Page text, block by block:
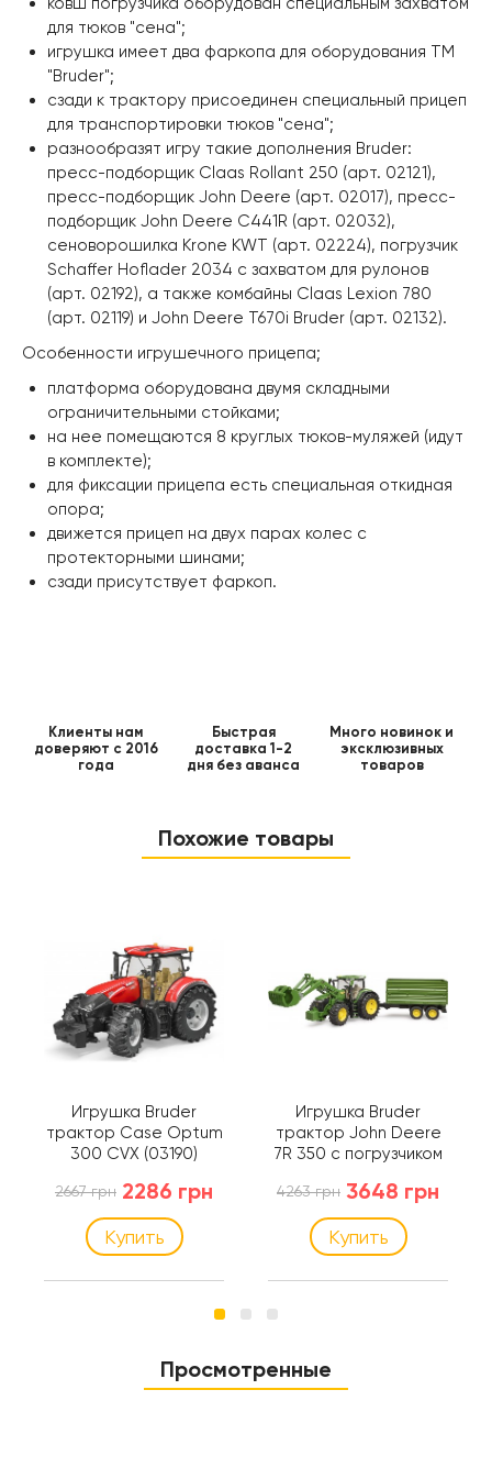
для тюков "сена";
игрушка имеет два фаркопа для оборудования ТМ
"Bruder";
сзади к трактору присоединен специальный прицеп
для транспортировки тюков "сена";
разнообразят игру такие дополнения Bruder:
пресс-подборщик Claas Rollant 250 (арт. 02121),
пресс-подборщик John Deere (арт. 02017), пресс-
подборщик John Deere C441R (арт. 02032),
сеноворошилка Krone KWT (арт. 02224), погрузчик
Schaffer Hoflader 2034 с захватом для рулонов
(арт. 02192), а также комбайны Claas Lexion 780
(арт. 02119) и John Deere T670i Bruder (арт. 02132).
Особенности игрушечного прицепа;
платформа оборудована двумя складными
ограничительными стойками;
на нее помещаются 8 круглых тюков-муляжей (идут
в комплекте);
для фиксации прицепа есть специальная откидная
опора;
движется прицеп на двух парах колес с
протекторными шинами;
сзади присутствует фаркоп.
Клиенты нам
доверяют с 2016
года
Быстрая
доставка 1-2
дня без аванса
Много новинок и
эксклюзивных
товаров
Похожие товары
Игрушка Bruder
трактор Case Optum
300 CVX (03190)
2667 грн 2286 грн
Купить
Игрушка Bruder
трактор John Deere
7R 350 с погрузчиком
4263 грн 3648 грн
Купить
Просмотренные